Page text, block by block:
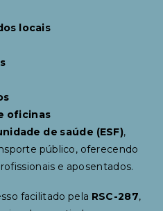
locais
oficinas
de saúde (ESF),
público, oferecendo
e aposentados.
facilitado pela RSC-287,